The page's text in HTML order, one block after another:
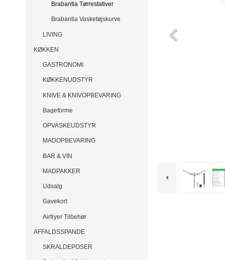
Brabantia Tørrestativer
Brabantia Vasketøjskurve
LIVING
KØKKEN
GASTRONOMI
KØKKENUDSTYR
KNIVE & KNIVOPBEVARING
Bageforme
OPVASKEUDSTYR
MADOPBEVARING
BAR & VIN
MADPAKKER
Udsalg
Gavekort
Airfryer Tilbehør
AFFALDSSPANDE
SKRALDEPOSER